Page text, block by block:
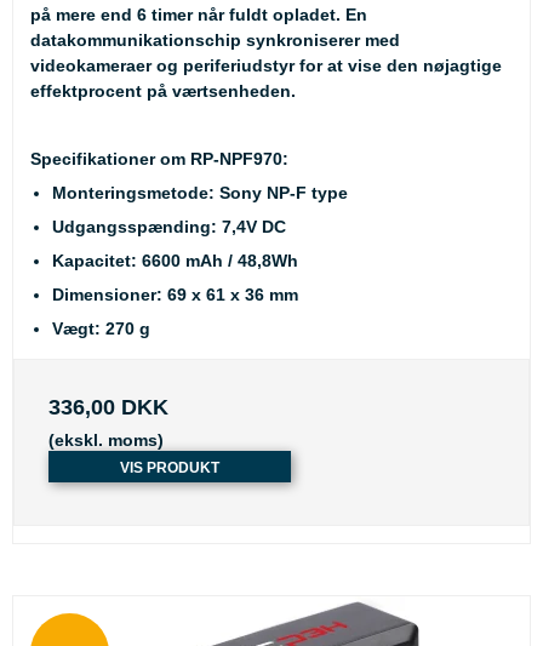
på mere end 6 timer når fuldt opladet. En
datakommunikationschip synkroniserer med
videokameraer og periferiudstyr for at vise den nøjagtige
effektprocent på værtsenheden.
Specifikationer om RP-NPF970:
Monteringsmetode: Sony NP-F type
Udgangsspænding: 7,4V DC
Kapacitet: 6600 mAh / 48,8Wh
Dimensioner: 69 x 61 x 36 mm
Vægt: 270 g
336,00 DKK
(ekskl. moms)
VIS PRODUKT